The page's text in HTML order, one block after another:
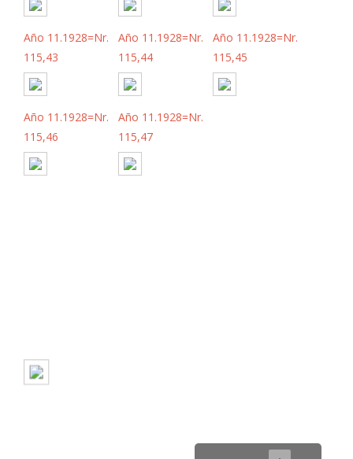
Año 11.1928=Nr.
115,43
Año 11.1928=Nr.
115,44
Año 11.1928=Nr.
115,45
Año 11.1928=Nr.
115,46
Año 11.1928=Nr.
115,47